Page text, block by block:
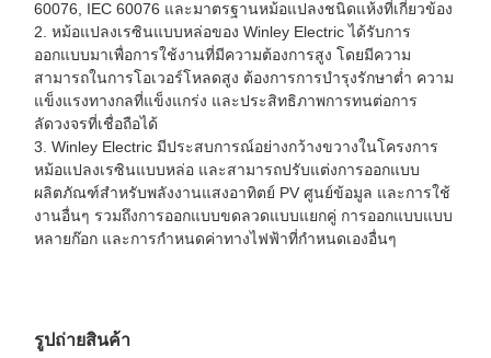
60076, IEC 60076 และมาตรฐานหม้อแปลงชนิดแห้งที่เกี่ยวข้อง
2. หม้อแปลงเรซินแบบหล่อของ Winley Electric ได้รับการ
ออกแบบมาเพื่อการใช้งานที่มีความต้องการสูง โดยมีความ
สามารถในการโอเวอร์โหลดสูง ต้องการการบำรุงรักษาต่ำ ความ
แข็งแรงทางกลที่แข็งแกร่ง และประสิทธิภาพการทนต่อการ
ลัดวงจรที่เชื่อถือได้
3. Winley Electric มีประสบการณ์อย่างกว้างขวางในโครงการ
หม้อแปลงเรซินแบบหล่อ และสามารถปรับแต่งการออกแบบ
ผลิตภัณฑ์สำหรับพลังงานแสงอาทิตย์ PV ศูนย์ข้อมูล และการใช้
งานอื่นๆ รวมถึงการออกแบบขดลวดแบบแยกคู่ การออกแบบแบบ
หลายก๊อก และการกำหนดค่าทางไฟฟ้าที่กำหนดเองอื่นๆ
รูปถ่ายสินค้า